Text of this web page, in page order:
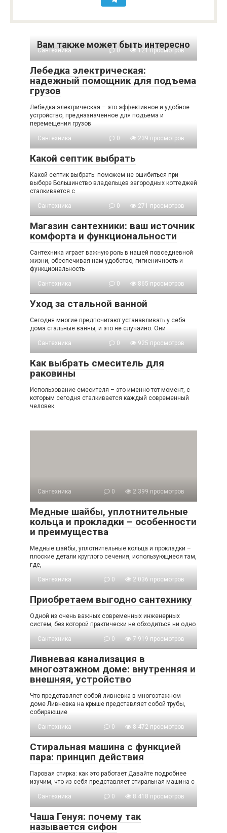
Вам также может быть интересно
Сантехника 0 121 просмотров
Лебедка электрическая:
надежный помощник для подъема
грузов
Лебедка электрическая – это эффективное и удобное
устройство, предназначенное для подъема и
перемещения грузов
Сантехника 0 239 просмотров
Какой септик выбрать
Какой септик выбрать: поможем не ошибиться при
выборе Большинство владельцев загородных коттеджей
сталкивается с
Сантехника 0 271 просмотров
Магазин сантехники: ваш источник
комфорта и функциональности
Сантехника играет важную роль в нашей повседневной
жизни, обеспечивая нам удобство, гигиеничность и
функциональность
Сантехника 0 865 просмотров
Уход за стальной ванной
Сегодня многие предпочитают устанавливать у себя
дома стальные ванны, и это не случайно. Они
Сантехника 0 925 просмотров
Как выбрать смеситель для
раковины
Использование смесителя – это именно тот момент, с
которым сегодня сталкивается каждый современный
человек
Сантехника 0 2 399 просмотров
Медные шайбы, уплотнительные
кольца и прокладки – особенности
и преимущества
Медные шайбы, уплотнительные кольца и прокладки –
плоские детали круглого сечения, использующиеся там,
где,
Сантехника 0 2 036 просмотров
Приобретаем выгодно сантехнику
Одной из очень важных современных инженерных
систем, без которой практически не обходиться ни одно
Сантехника 0 7 919 просмотров
Ливневая канализация в
многоэтажном доме: внутренняя и
внешняя, устройство
Что представляет собой ливневка в многоэтажном
доме Ливневка на крыше представляет собой трубы,
собирающие
Сантехника 0 8 472 просмотров
Стиральная машина с функцией
пара: принцип действия
Паровая стирка: как это работает Давайте подробнее
изучим, что из себя представляет стиральная машина с
Сантехника 0 8 418 просмотров
Чаша Генуя: почему так
называется сифон